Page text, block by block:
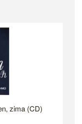
zima (CD)